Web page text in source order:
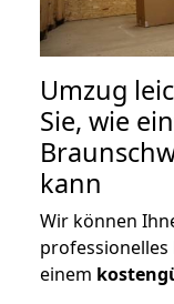
Umzug
Sie, wie
kann
Wir können
professionelles
einem